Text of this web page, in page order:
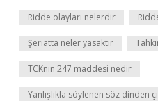
Ridde olayları nelerdir
Şeriatta neler yasaktır
TCKnın 247 maddesi nedir
Yanlışlıkla söylenen söz dinden